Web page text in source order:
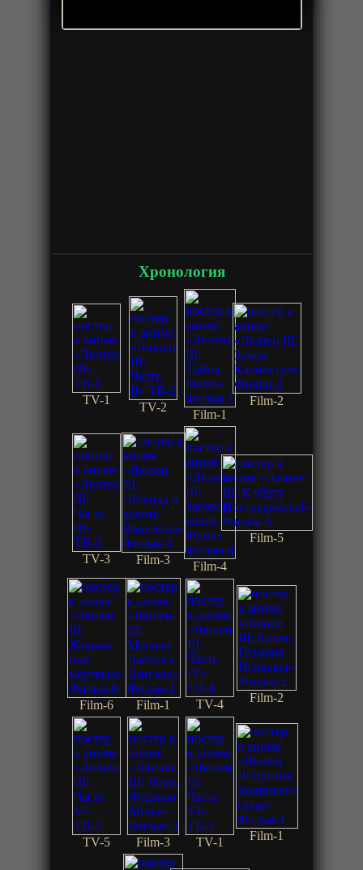
Хронология
TV-1
TV-2
Film-1
Film-2
TV-3 Film-3 Film-4
Film-5
Film-6 Film-1 TV-4 Film-2
TV-5 Film-3 TV-1 Film-1